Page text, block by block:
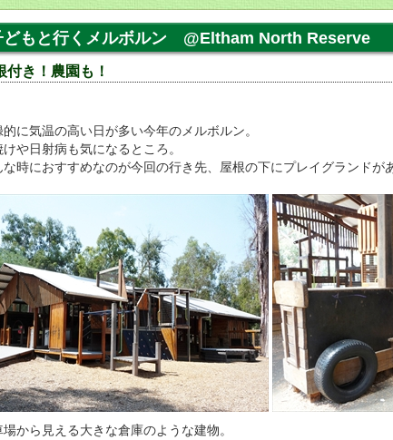
どもと行くメルボルン @Eltham North Reserve
付き！農園も！
的に気温の高い日が多い今年のメルボルン。
けや日射病も気になるところ。
な時におすすめなのが今回の行き先、屋根の下にプレイグランドが
場から見える大きな倉庫のような建物。